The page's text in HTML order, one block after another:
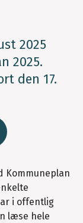
2025
2025.
den 17.
Kommuneplan
i offentlig
læse hele